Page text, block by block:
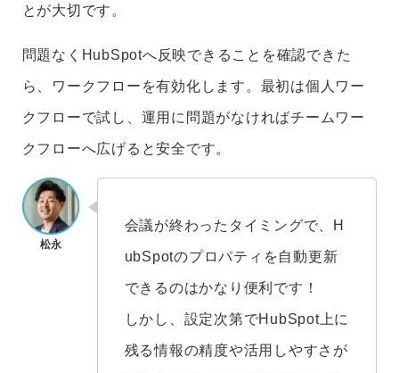
とが大切です。
問題なくHubSpotへ反映できることを確認できた
ら、ワークフローを有効化します。最初は個人ワー
クフローで試し、運用に問題がなければチームワー
クフローへ広げると安全です。
会議が終わったタイミングで、H
ubSpotのプロパティを自動更新
できるのはかなり便利です！
しかし、設定次第でHubSpot上に
残る情報の精度や活用しやすさが